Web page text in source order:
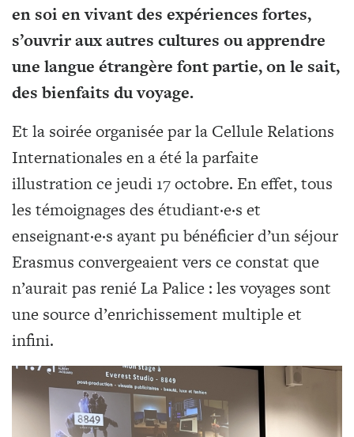
en soi en vivant des expériences fortes,
s’ouvrir aux autres cultures ou apprendre
une langue étrangère font partie, on le sait,
des bienfaits du voyage.
Et la soirée organisée par la Cellule Relations
Internationales en a été la parfaite
illustration ce jeudi 17 octobre. En effet, tous
les témoignages des étudiant·e·s et
enseignant·e·s ayant pu bénéficier d’un séjour
Erasmus convergeaient vers ce constat que
n’aurait pas renié La Palice : les voyages sont
une source d’enrichissement multiple et
infini.